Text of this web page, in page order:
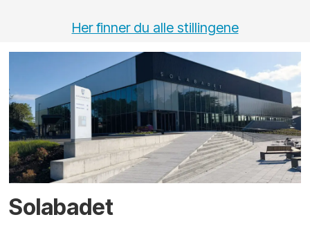
Her finner du alle stillingene
Solabadet